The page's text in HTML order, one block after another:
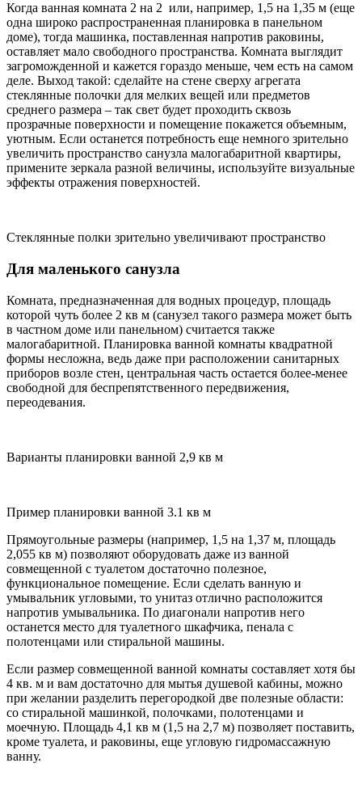
Когда ванная комната 2 на 2 или, например, 1,5 на 1,35 м (еще
одна широко распространенная планировка в панельном
доме), тогда машинка, поставленная напротив раковины,
оставляет мало свободного пространства. Комната выглядит
загроможденной и кажется гораздо меньше, чем есть на самом
деле. Выход такой: сделайте на стене сверху агрегата
стеклянные полочки для мелких вещей или предметов
среднего размера – так свет будет проходить сквозь
прозрачные поверхности и помещение покажется объемным,
уютным. Если останется потребность еще немного зрительно
увеличить пространство санузла малогабаритной квартиры,
примените зеркала разной величины, используйте визуальные
эффекты отражения поверхностей.
Стеклянные полки зрительно увеличивают пространство
Для маленького санузла
Комната, предназначенная для водных процедур, площадь
которой чуть более 2 кв м (санузел такого размера может быть
в частном доме или панельном) считается также
малогабаритной. Планировка ванной комнаты квадратной
формы несложна, ведь даже при расположении санитарных
приборов возле стен, центральная часть остается более-менее
свободной для беспрепятственного передвижения,
переодевания.
Варианты планировки ванной 2,9 кв м
Пример планировки ванной 3.1 кв м
Прямоугольные размеры (например, 1,5 на 1,37 м, площадь
2,055 кв м) позволяют оборудовать даже из ванной
совмещенной с туалетом достаточно полезное,
функциональное помещение. Если сделать ванную и
умывальник угловыми, то унитаз отлично расположится
напротив умывальника. По диагонали напротив него
останется место для туалетного шкафчика, пенала с
полотенцами или стиральной машины.
Если размер совмещенной ванной комнаты составляет хотя бы
4 кв. м и вам достаточно для мытья душевой кабины, можно
при желании разделить перегородкой две полезные области:
со стиральной машинкой, полочками, полотенцами и
моечную. Площадь 4,1 кв м (1,5 на 2,7 м) позволяет поставить,
кроме туалета, и раковины, еще угловую гидромассажную
ванну.